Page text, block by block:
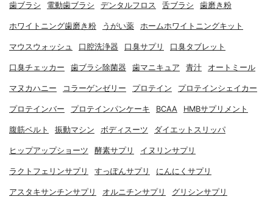
歯ブラシ 電動歯ブラシ デンタルフロス 舌ブラシ 歯磨き粉
ホワイトニング歯磨き粉 うがい薬 ホームホワイトニングキット
マウスウォッシュ 口腔洗浄器 口臭サプリ 口臭タブレット
口臭チェッカー 歯ブラシ除菌器 歯マニキュア 青汁 オートミール
マヌカハニー コラーゲンゼリー プロテイン プロテインシェイカー
プロテインバー プロテインパンケーキ BCAA HMBサプリメント
腹筋ベルト 振動マシン ボディスーツ ダイエットスリッパ
ヒップアップショーツ 酵素サプリ イヌリンサプリ
ラクトフェリンサプリ すっぽんサプリ にんにくサプリ
アスタキサンチンサプリ オルニチンサプリ グリシンサプリ